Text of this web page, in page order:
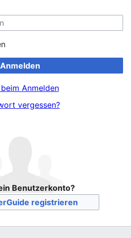
Anmelden
Anmelden
vergessen?
Benutzerkonto?
registrieren